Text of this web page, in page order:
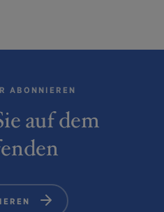
ABONNIEREN
auf dem